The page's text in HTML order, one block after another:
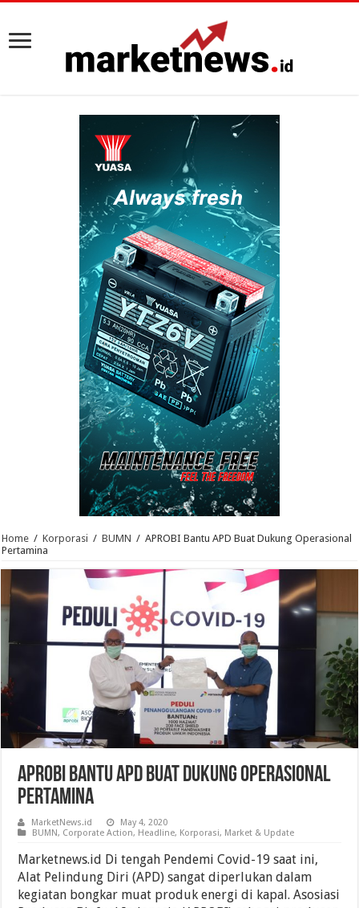
Home / Korporasi / BUMN / APROBI Bantu APD Buat Dukung Operasional
Pertamina
APROBI Bantu APD Buat Dukung Operasional
Pertamina
MarketNews.id
May 4, 2020
BUMN, Corporate Action, Headline, Korporasi, Market & Update
Marketnews.id Di tengah Pendemi Covid-19 saat ini,
Alat Pelindung Diri (APD) sangat diperlukan dalam
kegiatan bongkar muat produk energi di kapal. Asosiasi